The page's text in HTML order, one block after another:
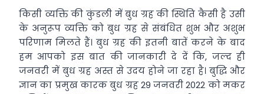
किसी व्यक्ति की कुंडली में बुध ग्रह की स्थिति कैसी है उसी
के अनुरूप व्यक्ति को बुध ग्रह से संबंधित शुभ और अशुभ
परिणाम मिलते हैं। बुध ग्रह की इतनी बातें करने के बाद
हम आपको इस बात की जानकारी दे दें कि, जल्द ही
जनवरी में बुध ग्रह अस्त से उदय होने जा रहा है। बुद्धि और
ज्ञान का प्रमुख कारक बुध ग्रह 29 जनवरी 2022 को मकर